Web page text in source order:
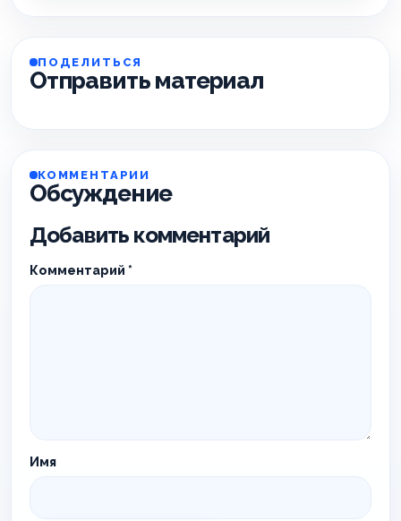
ПОДЕЛИТЬСЯ
Отправить материал
КОММЕНТАРИИ
Обсуждение
Добавить комментарий
Комментарий *
Имя